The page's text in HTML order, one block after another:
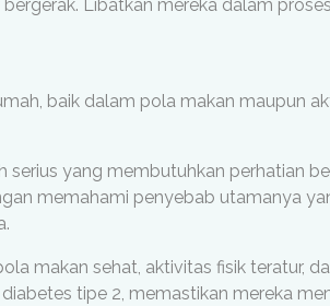
Libatkan mereka dalam
baik dalam pola makan maupun
yang membutuhkan perhatian
memahami penyebab utamanya
makan sehat, aktivitas fisik teratur,
tipe 2, memastikan mereka